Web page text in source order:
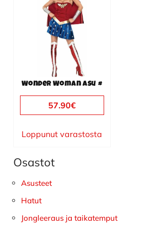
Wonder Woman asu #
57.90€
Loppunut varastosta
useampi
muunnelma.
Ensisijainen
sivupalkki
Osastot
Asusteet
Hatut
Jongleeraus ja taikatemput